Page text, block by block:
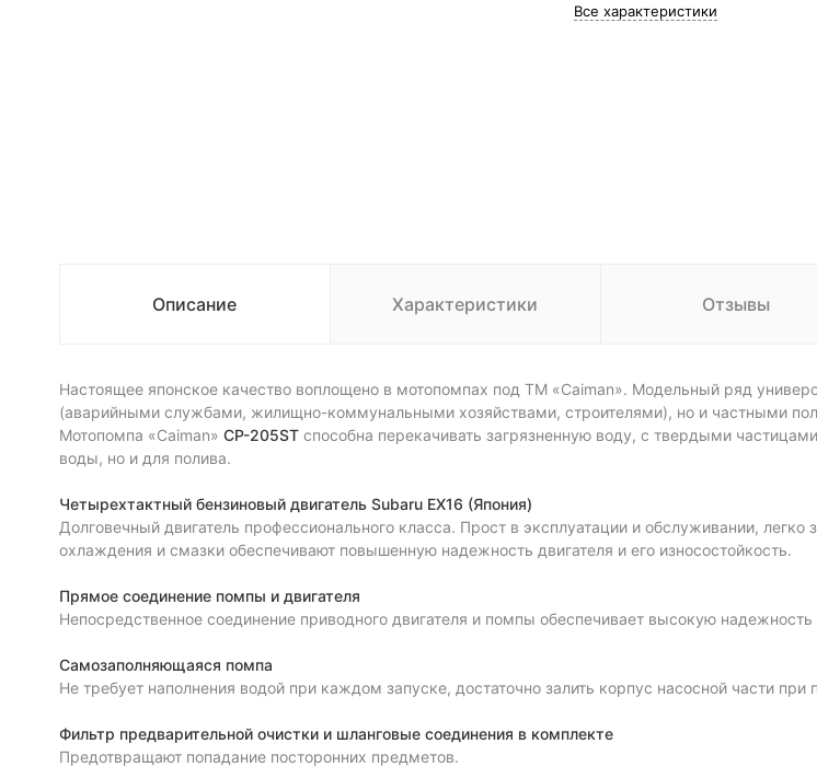
Все характеристики
Описание Характеристики Отзывы
Настоящее японское качество воплощено в мотопомпах под ТМ «Caiman». Модельный ряд
(аварийными службами, жилищно-коммунальными хозяйствами, строителями), но и частными
Мотопомпа «Caiman» CP-205ST способна перекачивать загрязненную воду, с твердыми
воды, но и для полива.
Четырехтактный бензиновый двигатель Subaru EX16 (Япония)
Долговечный двигатель профессионального класса. Прост в эксплуатации и обслуживании,
охлаждения и смазки обеспечивают повышенную надежность двигателя и его износостойкость.
Прямое соединение помпы и двигателя
Непосредственное соединение приводного двигателя и помпы обеспечивает высокую надежность
Самозаполняющаяся помпа
Не требует наполнения водой при каждом запуске, достаточно залить корпус насосной части при
Фильтр предварительной очистки и шланговые соединения в комплекте
Предотвращают попадание посторонних предметов.